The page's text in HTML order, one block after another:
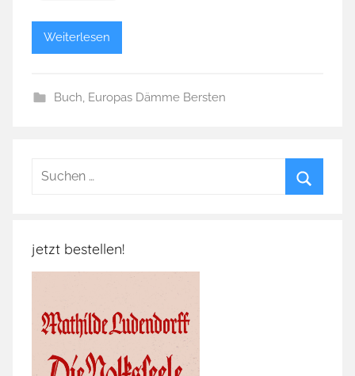
Weiterlesen
Buch, Europas Dämme Bersten
Suchen
jetzt bestellen!